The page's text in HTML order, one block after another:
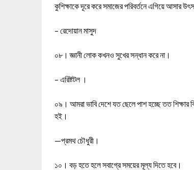
কুশিক্ষাকে দূরে করে সমাজের পরিবর্তনে এগিয়ে আসার
– রেদোয়ান মাসুদ
০৮। জ্ঞানী লোক কখনও সুখের সন্ধান করে না।
– এরিষ্টটল ।
০৯। আমরা ভাবি দেশে যত ছেলে পাশ হচ্ছে তত
হই।
—প্রমথ চৌধুরী।
১০। বড় হতে হলে সবাগ্রে সময়ের মূল্য দিতে হবে।